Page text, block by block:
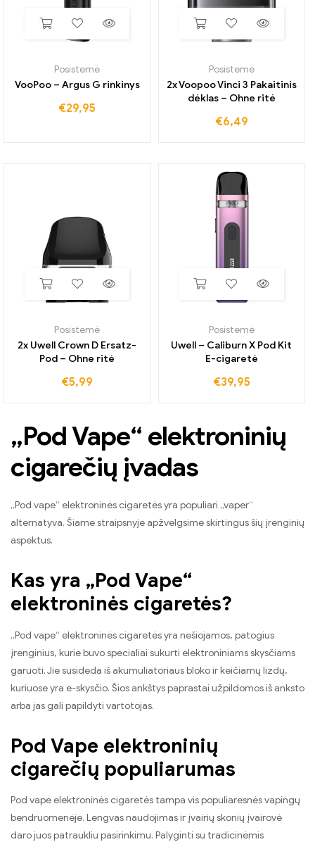
Posistemė
VooPoo – Argus G rinkinys
€29,95
Posistemė
2x Voopoo Vinci 3 Pakaitinis
dėklas – Ohne ritė
€6,49
Posistemė
2x Uwell Crown D Ersatz-
Pod – Ohne ritė
€5,99
Posistemė
Uwell – Caliburn X Pod Kit
E-cigaretė
€39,95
„Pod Vape“ elektroninių
cigarečių įvadas
„Pod vape“ elektroninės cigaretės yra populiari „vaper“
alternatyva. Šiame straipsnyje apžvelgsime skirtingus šių įrenginių
aspektus.
Kas yra „Pod Vape“
elektroninės cigaretės?
„Pod vape“ elektroninės cigaretės yra nešiojamos, patogius
įrenginius, kurie buvo specialiai sukurti elektroniniams skysčiams
garuoti. Jie susideda iš akumuliatoriaus bloko ir keičiamų lizdų,
kuriuose yra e-skysčio. Šios ankštys paprastai užpildomos iš anksto
arba jas gali papildyti vartotojas.
Pod Vape elektroninių
cigarečių populiarumas
Pod vape elektroninės cigaretės tampa vis populiaresnės vapingų
bendruomenėje. Lengvas naudojimas ir įvairių skonių įvairovė
daro juos patraukliu pasirinkimu. Palyginti su tradicinėmis